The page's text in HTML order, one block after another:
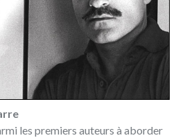
les premiers auteurs à aborder